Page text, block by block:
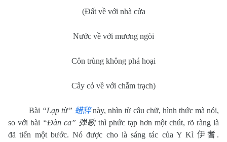
(Đất về với nhà cửa
Nước về với mương ngòi
Côn trùng không phá hoại
Cây cỏ về với chằm trạch)
Bài “Lạp từ” 蜡辞 này, nhìn từ câu chữ, hình thức mà nói,
so với bài “Đàn ca” 弹歌thì phức tạp hơn một chút, rõ ràng là
đã tiến một bước. Nó được cho là sáng tác của Y Kì伊耆 .